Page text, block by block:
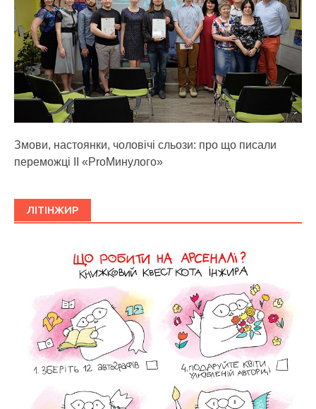
Змови, настоянки, чоловічі сльози: про що писали
переможці ІІ «ProМинулого»
ЛІТІНЖИР